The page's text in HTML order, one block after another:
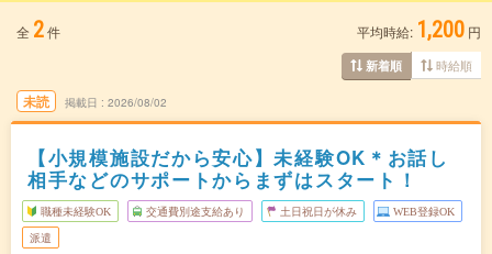
全 2件 平均時給: 1,200 円
新着順 時給順
未読 掲載日 2026/08/02
【小規模施設だから安心】未経験OK＊お話し
相手などのサポートからまずはスタート！
職種未経験OK 交通費別途支給あり 土日祝日が休み WEB登録OK
派遣